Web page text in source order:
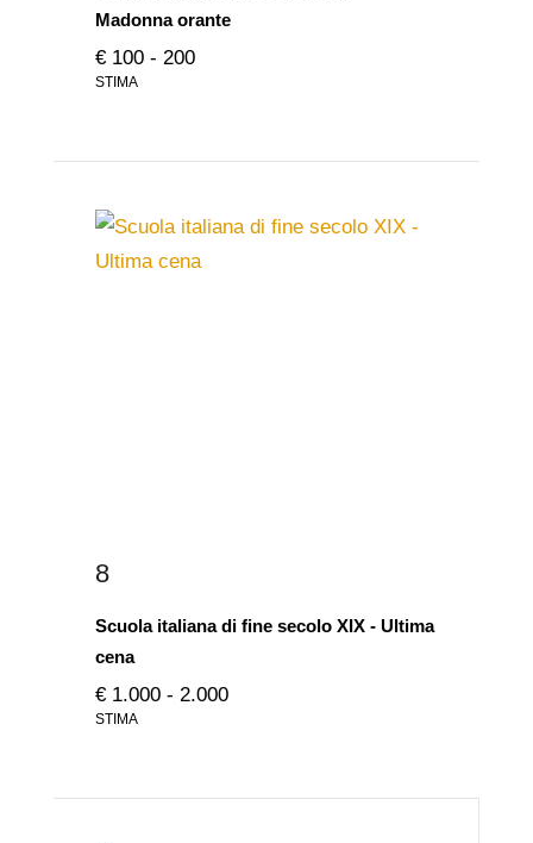
Madonna orante
€ 100 - 200
STIMA
8
Scuola italiana di fine secolo XIX - Ultima
cena
€ 1.000 - 2.000
STIMA